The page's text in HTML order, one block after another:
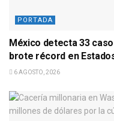
PORTADA
México detecta 33
brote récord en
6 AGOSTO, 2026